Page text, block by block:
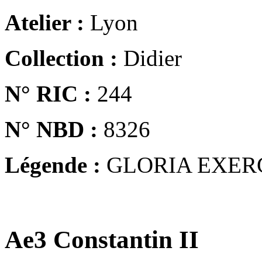
Atelier : Lyon
Collection : Didier
N° RIC : 244
N° NBD : 8326
Légende : GLORIA
Ae3 Constantin II